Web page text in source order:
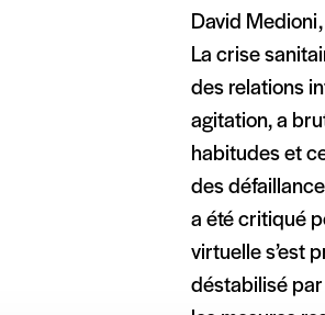
David
La crise
des relations
agitation, a
habitudes et
des
a été critiqué
virtuelle s’est
déstabilisé par